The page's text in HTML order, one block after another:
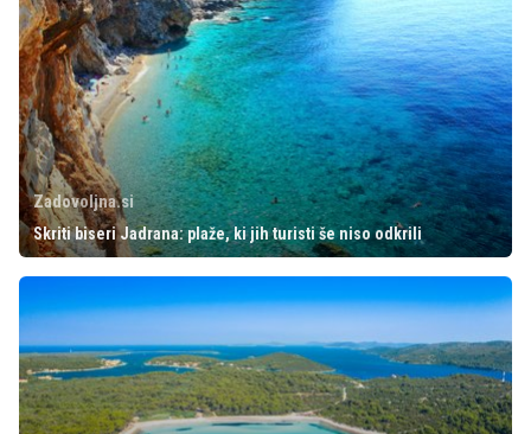
Zadovoljna.si
Skriti biseri Jadrana: plaže, ki jih turisti še niso odkrili